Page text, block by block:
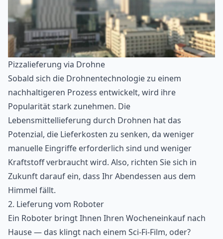
Pizzalieferung via Drohne
Sobald sich die Drohnentechnologie zu einem
nachhaltigeren Prozess entwickelt, wird ihre
Popularität stark zunehmen. Die
Lebensmittellieferung durch Drohnen hat das
Potenzial, die Lieferkosten zu senken, da weniger
manuelle Eingriffe erforderlich sind und weniger
Kraftstoff verbraucht wird. Also, richten Sie sich in
Zukunft darauf ein, dass Ihr Abendessen aus dem
Himmel fällt.
2. Lieferung vom Roboter
Ein Roboter bringt Ihnen Ihren Wocheneinkauf nach
Hause — das klingt nach einem Sci-Fi-Film, oder?